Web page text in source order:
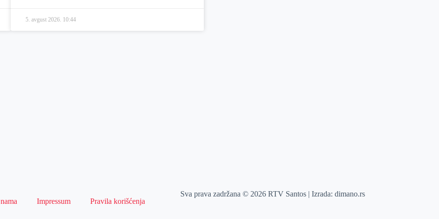
5. avgust 2026. 10:44
Impressum Pravila korišćenja
Sva prava zadržana © 2026 RTV Santos | Izrada:dimano.rs